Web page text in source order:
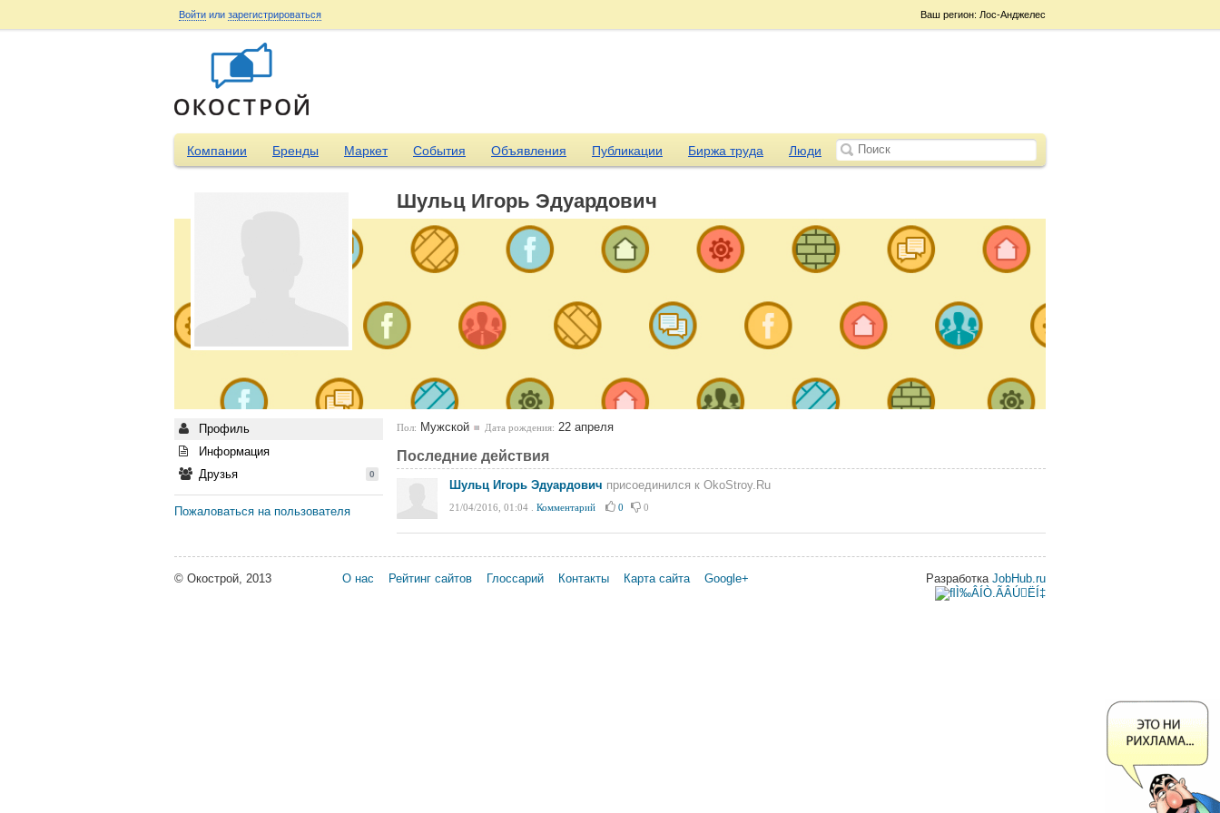
Ваш регион: Лос-Анджелес
Войти или зарегистрироваться
Компании Бренды Маркет События Объявления Публикации Биржа труда Люди
Профиль
Информация
Друзья
0
Пожаловаться на пользователя
Шульц Игорь Эдуардович
Пол: Мужской Дата рождения: 22 апреля
Последние действия
Шульц Игорь Эдуардович присоединился к OkoStroy.Ru
21/04/2016, 01:04 Комментарий 0 0
© Окострой, 2013 О нас Рейтинг сайтов Глоссарий Контакты Карта сайта Google+ Разработка JobHub.ru